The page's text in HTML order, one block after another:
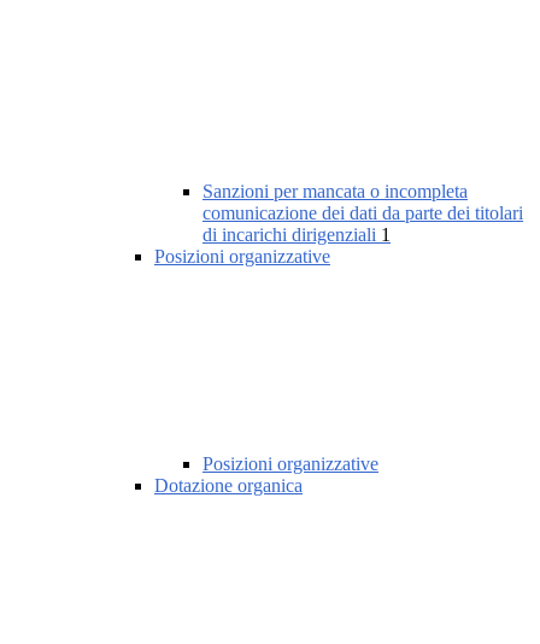
Sanzioni per mancata o incompleta
comunicazione dei dati da parte dei titolari
di incarichi dirigenziali 1
Posizioni organizzative
Posizioni organizzative
Dotazione organica